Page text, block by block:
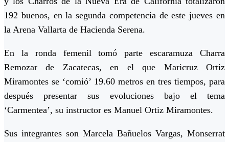
192 buenos, en la segunda competencia de este jueves en
la Arena Vallarta de Hacienda Serena.
En la ronda femenil tomó parte escaramuza Charra
Remozar de Zacatecas, en el que Maricruz Ortiz
Miramontes se ‘comió’ 19.60 metros en tres tiempos, para
después presentar sus evoluciones bajo el tema
‘Carmentea’, su instructor es Manuel Ortiz Miramontes.
Sus integrantes son Marcela Bañuelos Vargas, Monserrat